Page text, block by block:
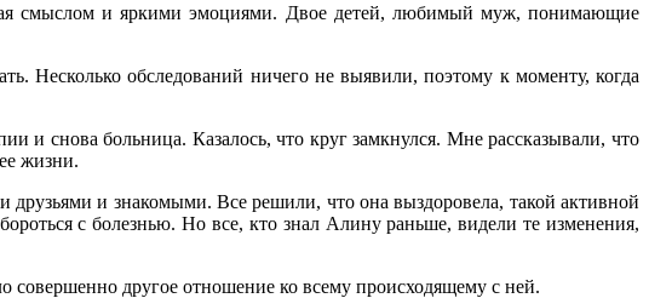
смыслом и яркими эмоциями. Двое детей, любимый муж, понимающие
Несколько обследований ничего не выявили, поэтому к моменту, когда
и снова больница. Казалось, что круг замкнулся. Мне рассказывали, что
жизни.
друзьями и знакомыми. Все решили, что она выздоровела, такой активной
с болезнью. Но все, кто знал Алину раньше, видели те изменения,
совершенно другое отношение ко всему происходящему с ней.